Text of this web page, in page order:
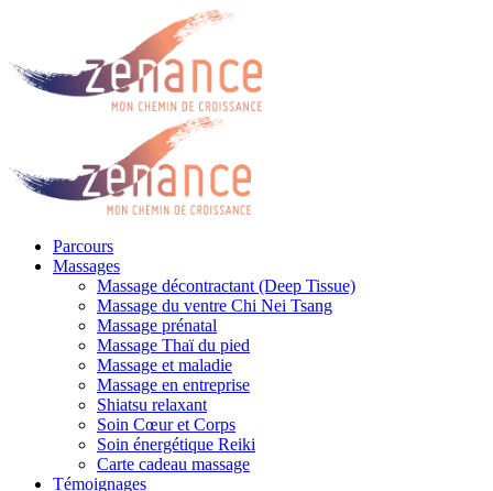
Parcours
Massages
Massage décontractant (Deep Tissue)
Massage du ventre Chi Nei Tsang
Massage prénatal
Massage Thaï du pied
Massage et maladie
Massage en entreprise
Shiatsu relaxant
Soin Cœur et Corps
Soin énergétique Reiki
Carte cadeau massage
Témoignages